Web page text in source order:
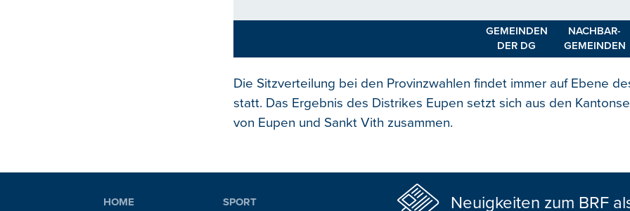
GEMEINDEN
DER DG
NACHBAR-
GEMEINDEN
Die Sitzverteilung bei den Provinzwahlen findet immer auf Ebene
statt. Das Ergebnis des Distrikes Eupen setzt sich aus den
von Eupen und Sankt Vith zusammen.
HOME SPORT Neuigkeiten zum BRF